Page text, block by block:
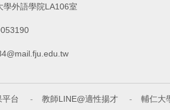
學外語學院LA106室
平台 - 教師LINE@適性揚才 - 輔仁大